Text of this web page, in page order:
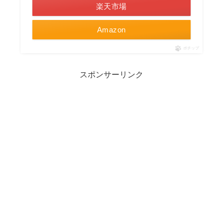
Amazon
楽天市場
ポチップ
スポンサーリンク